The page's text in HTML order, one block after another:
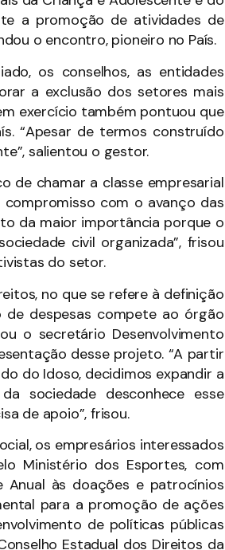
a promoção de atividades de
o encontro, pioneiro no País.
os conselhos, as entidades
a exclusão dos setores mais
exercício também pontuou que
“Apesar de termos construído
salientou o gestor.
de chamar a classe empresarial
com o avanço das
da maior importância porque o
civil organizada”, frisou
do setor.
no que se refere à definição
despesas compete ao órgão
o secretário Desenvolvimento
desse projeto. “A partir
do Idoso, decidimos expandir a
sociedade desconhece esse
de apoio”, frisou.
os empresários interessados
Ministério dos Esportes, com
Anual às doações e patrocínios
para a promoção de ações
de políticas públicas
Estadual dos Direitos da